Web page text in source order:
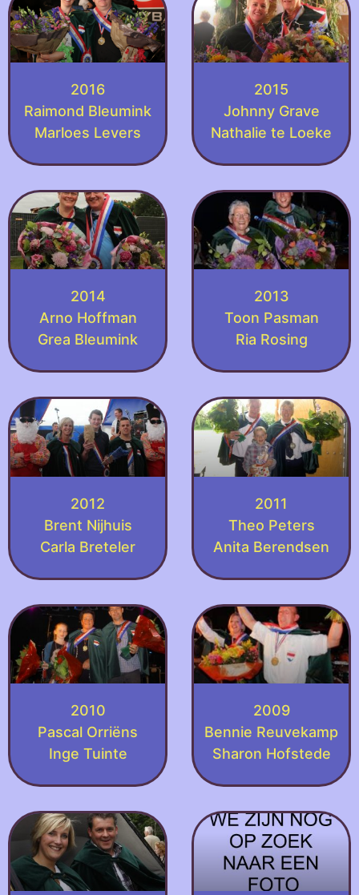
2016
Raimond Bleumink
Marloes Levers
2015
Johnny Grave
Nathalie te Loeke
2014
Arno Hoffman
Grea Bleumink
2013
Toon Pasman
Ria Rosing
2012
Brent Nijhuis
Carla Breteler
2011
Theo Peters
Anita Berendsen
2010
Pascal Orriëns
Inge Tuinte
2009
Bennie Reuvekamp
Sharon Hofstede